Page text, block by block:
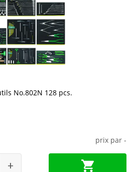
No.802N 128 pcs.
prix par -
+